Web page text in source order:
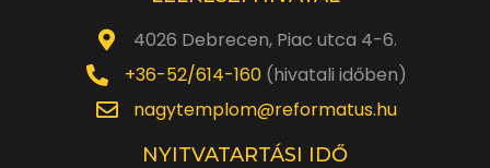
4026 Debrecen, Piac utca 4-6.
+36-52/614-160(hivatali időben)
nagytemplom@reformatus.hu
NYITVATARTÁSI IDŐ